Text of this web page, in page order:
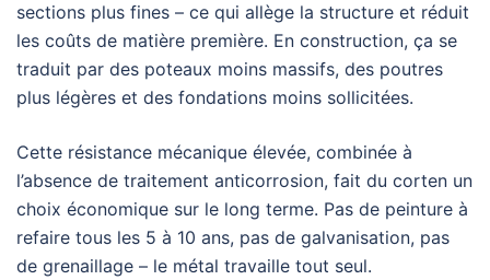
sections plus fines – ce qui allège la structure et réduit
les coûts de matière première. En construction, ça se
traduit par des poteaux moins massifs, des poutres
plus légères et des fondations moins sollicitées.
Cette résistance mécanique élevée, combinée à
l’absence de traitement anticorrosion, fait du corten un
choix économique sur le long terme. Pas de peinture à
refaire tous les 5 à 10 ans, pas de galvanisation, pas
de grenaillage – le métal travaille tout seul.